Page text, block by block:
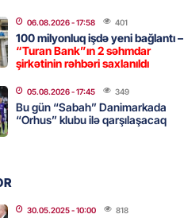
- 10:22 335
nişanında mediaya hücum
VİDEO
06.08.2026- 17:58 401
100 milyonluq işdə yeni bağlantı –
“Turan Bank”ın 2 səhmdar
şirkətinin rəhbəri saxlanıldı
05.08.2026- 17:45 349
Bu gün “Sabah” Danimarkada
“Orhus” klubu ilə qarşılaşacaq
30.05.2025- 10:00 818